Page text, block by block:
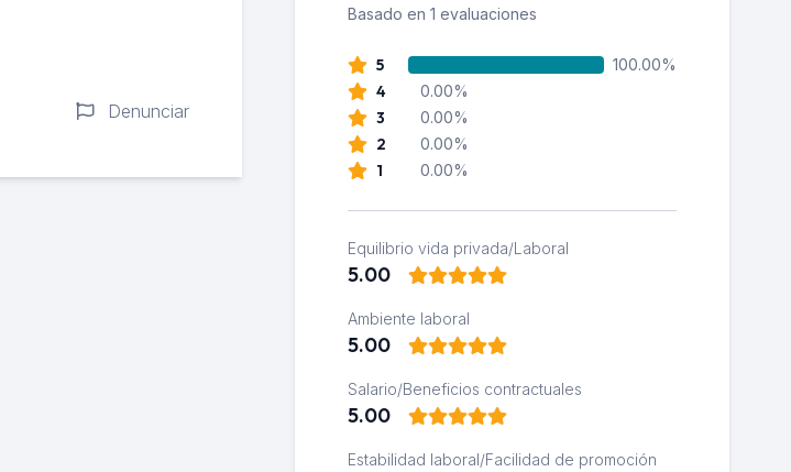
Denunciar
Basado en 1 evaluaciones
5 100.00%
4 0.00%
3 0.00%
2 0.00%
1 0.00%
Equilibrio vida privada/Laboral
5.00
Ambiente laboral
5.00
Salario/Beneficios contractuales
5.00
Estabilidad laboral/Facilidad de promoción